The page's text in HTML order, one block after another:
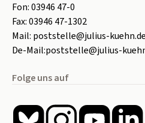
Fon:03946 47-0
Fax:03946 47-1302
Mail: poststelle@julius-kuehn.de
De-Mail:poststelle@julius-
Folge uns auf